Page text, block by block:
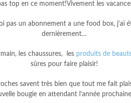
top en ce moment!Vivement les
pas un abonnement a une food box, j’ai
dernièrement…
les chaussures, les produits de
sûres pour faire plaisir!
savent très bien que tout me fait
bougie en attendant l’année